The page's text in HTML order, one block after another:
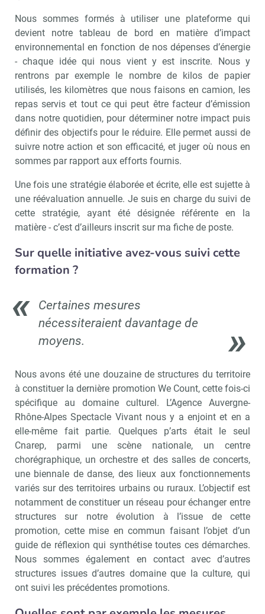
Nous sommes formés à utiliser une plateforme qui
devient notre tableau de bord en matière d’impact
environnemental en fonction de nos dépenses d’énergie
- chaque idée qui nous vient y est inscrite. Nous y
rentrons par exemple le nombre de kilos de papier
utilisés, les kilomètres que nous faisons en camion, les
repas servis et tout ce qui peut être facteur d’émission
dans notre quotidien, pour déterminer notre impact puis
définir des objectifs pour le réduire. Elle permet aussi de
suivre notre action et son efficacité, et juger où nous en
sommes par rapport aux efforts fournis.
Une fois une stratégie élaborée et écrite, elle est sujette à
une réévaluation annuelle. Je suis en charge du suivi de
cette stratégie, ayant été désignée référente en la
matière - c’est d’ailleurs inscrit sur ma fiche de poste.
Sur quelle initiative avez-vous suivi cette
formation ?
Certaines mesures
nécessiteraient davantage de
moyens.
Nous avons été une douzaine de structures du territoire
à constituer la dernière promotion We Count, cette fois-ci
spécifique au domaine culturel. L’Agence Auvergne-
Rhône-Alpes Spectacle Vivant nous y a enjoint et en a
elle-même fait partie. Quelques p’arts était le seul
Cnarep, parmi une scène nationale, un centre
chorégraphique, un orchestre et des salles de concerts,
une biennale de danse, des lieux aux fonctionnements
variés sur des territoires urbains ou ruraux. L’objectif est
notamment de constituer un réseau pour échanger entre
structures sur notre évolution à l’issue de cette
promotion, cette mise en commun faisant l’objet d’un
guide de réflexion qui synthétise toutes ces démarches.
Nous sommes également en contact avec d’autres
structures issues d’autres domaine que la culture, qui
ont suivi les précédentes promotions.